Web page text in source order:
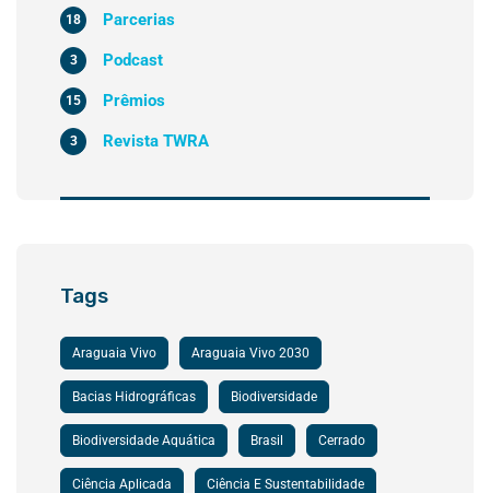
Parcerias
18
Podcast
3
Prêmios
15
Revista TWRA
3
Tags
Araguaia Vivo Araguaia Vivo 2030
Bacias Hidrográficas Biodiversidade
Biodiversidade Aquática Brasil Cerrado
Ciência Aplicada Ciência E Sustentabilidade